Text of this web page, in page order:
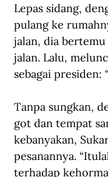
Lepas sidang,
pulang ke
jalan, dia
jalan. Lalu,
sebagai presiden:
Tanpa sungkan,
got dan tempat
kebanyakan,
pesanannya.
terhadap